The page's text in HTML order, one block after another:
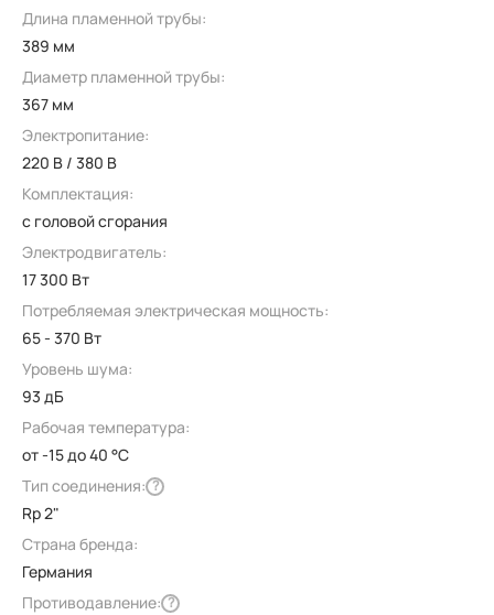
Длина пламенной трубы:
389 мм
Диаметр пламенной трубы:
367 мм
Электропитание:
220 В / 380 В
Комплектация:
с головой сгорания
Электродвигатель:
17 300 Вт
Потребляемая электрическая мощность:
65 - 370 Вт
Уровень шума:
93 дБ
Рабочая температура:
от -15 до 40 °C
Тип соединения: ?
Rp 2"
Страна бренда:
Германия
Противодавление: ?